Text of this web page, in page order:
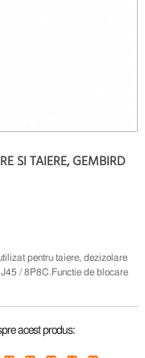
SI TAIERE, GEMBIRD
pentru taiere, dezizolare
/ 8P8C.Functie de blocare
acest produs: